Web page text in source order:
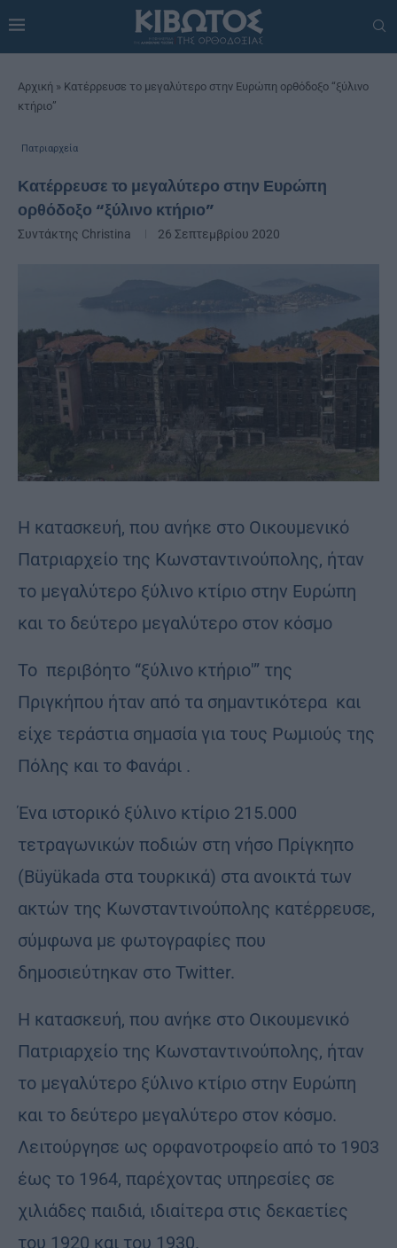
Αρχική » Κατέρρευσε το μεγαλύτερο στην Ευρώπη ορθόδοξο “ξύλινο
κτήριο”
Πατριαρχεία
Κατέρρευσε το μεγαλύτερο στην Ευρώπη
ορθόδοξο “ξύλινο κτήριο”
Συντάκτης Christina 26 Σεπτεμβρίου 2020
Η κατασκευή, που ανήκε στο Οικουμενικό
Πατριαρχείο της Κωνσταντινούπολης, ήταν
το μεγαλύτερο ξύλινο κτίριο στην Ευρώπη
και το δεύτερο μεγαλύτερο στον κόσμο
Το περιβόητο “ξύλινο κτήριο'” της
Πριγκήπου ήταν από τα σημαντικότερα και
είχε τεράστια σημασία για τους Ρωμιούς της
Πόλης και το Φανάρι .
Ένα ιστορικό ξύλινο κτίριο 215.000
τετραγωνικών ποδιών στη νήσο Πρίγκηπο
(Büyükada στα τουρκικά) στα ανοικτά των
ακτών της Κωνσταντινούπολης κατέρρευσε,
σύμφωνα με φωτογραφίες που
δημοσιεύτηκαν στο Twitter.
Η κατασκευή, που ανήκε στο Οικουμενικό
Πατριαρχείο της Κωνσταντινούπολης, ήταν
το μεγαλύτερο ξύλινο κτίριο στην Ευρώπη
και το δεύτερο μεγαλύτερο στον κόσμο.
Λειτούργησε ως ορφανοτροφείο από το 1903
έως το 1964, παρέχοντας υπηρεσίες σε
χιλιάδες παιδιά, ιδιαίτερα στις δεκαετίες
του 1920 και του 1930.